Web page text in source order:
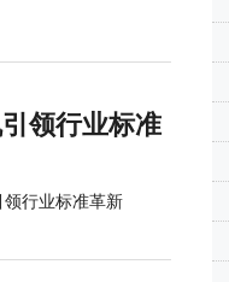
领行业标准
行业标准革新